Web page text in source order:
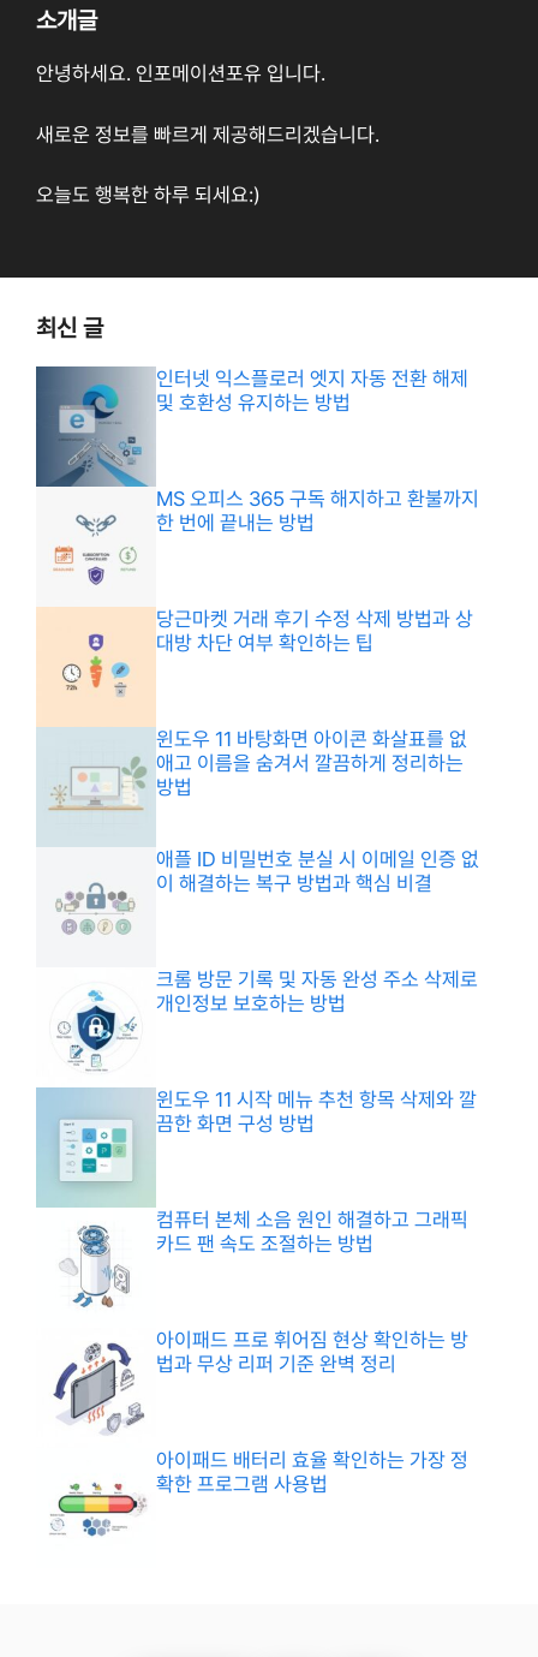
소개글
안녕하세요. 인포메이션포유 입니다.
새로운 정보를 빠르게 제공해드리겠습니다.
오늘도 행복한 하루 되세요:)
최신 글
인터넷 익스플로러 엣지 자동 전환 해제
및 호환성 유지하는 방법
MS 오피스 365 구독 해지하고 환불까지
한 번에 끝내는 방법
당근마켓 거래 후기 수정 삭제 방법과 상
대방 차단 여부 확인하는 팁
윈도우 11 바탕화면 아이콘 화살표를 없
애고 이름을 숨겨서 깔끔하게 정리하는
방법
애플 ID 비밀번호 분실 시 이메일 인증 없
이 해결하는 복구 방법과 핵심 비결
크롬 방문 기록 및 자동 완성 주소 삭제로
개인정보 보호하는 방법
윈도우 11 시작 메뉴 추천 항목 삭제와 깔
끔한 화면 구성 방법
컴퓨터 본체 소음 원인 해결하고 그래픽
카드 팬 속도 조절하는 방법
아이패드 프로 휘어짐 현상 확인하는 방
법과 무상 리퍼 기준 완벽 정리
아이패드 배터리 효율 확인하는 가장 정
확한 프로그램 사용법